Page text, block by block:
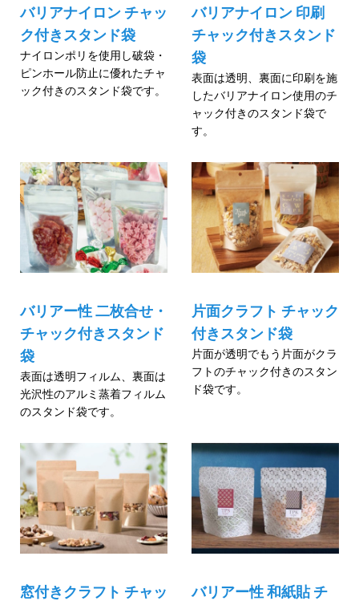
バリアナイロン チャッ
ク付きスタンド袋
ナイロンポリを使用し破袋・
ピンホール防止に優れたチャ
ック付きのスタンド袋です。
バリアナイロン 印刷
チャック付きスタンド
袋
表面は透明、裏面に印刷を施
したバリアナイロン使用のチ
ャック付きのスタンド袋で
す。
バリアー性 二枚合せ・
チャック付きスタンド
袋
表面は透明フィルム、裏面は
光沢性のアルミ蒸着フィルム
のスタンド袋です。
片面クラフト チャック
付きスタンド袋
片面が透明でもう片面がクラ
フトのチャック付きのスタン
ド袋です。
窓付きクラフト チャッ
バリアー性 和紙貼 チ